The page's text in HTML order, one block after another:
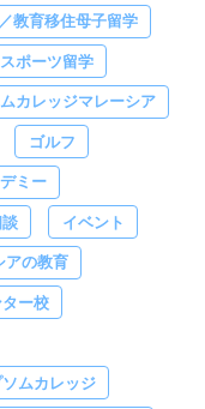
教育移住母子留学
スポーツ留学
カレッジマレーシア
ゴルフ
ミー
イベント
アの教育
ー校
ソムカレッジ